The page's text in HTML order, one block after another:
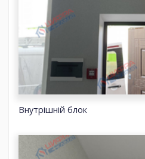
Внутрішній блок